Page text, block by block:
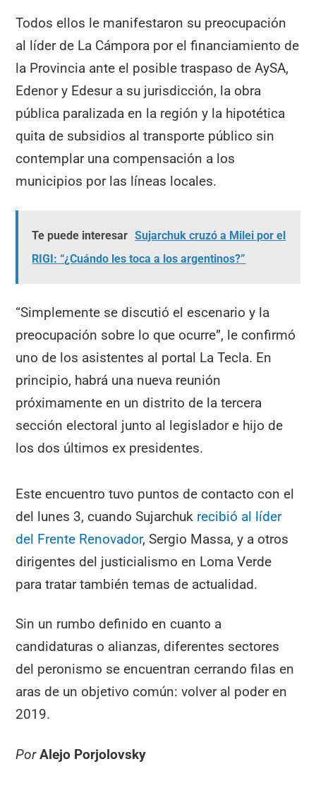
Todos ellos le manifestaron su preocupación
al líder de La Cámpora por el financiamiento de
la Provincia ante el posible traspaso de AySA,
Edenor y Edesur a su jurisdicción, la obra
pública paralizada en la región y la hipotética
quita de subsidios al transporte público sin
contemplar una compensación a los
municipios por las líneas locales.
Te puede interesar Sujarchuk cruzó a Milei por el
RIGI: “¿Cuándo les toca a los argentinos?”
“Simplemente se discutió el escenario y la
preocupación sobre lo que ocurre”, le confirmó
uno de los asistentes al portal La Tecla. En
principio, habrá una nueva reunión
próximamente en un distrito de la tercera
sección electoral junto al legislador e hijo de
los dos últimos ex presidentes.
Este encuentro tuvo puntos de contacto con el
del lunes 3, cuando Sujarchuk recibió al líder
del Frente Renovador, Sergio Massa, y a otros
dirigentes del justicialismo en Loma Verde
para tratar también temas de actualidad.
Sin un rumbo definido en cuanto a
candidaturas o alianzas, diferentes sectores
del peronismo se encuentran cerrando filas en
aras de un objetivo común: volver al poder en
2019.
Por Alejo Porjolovsky